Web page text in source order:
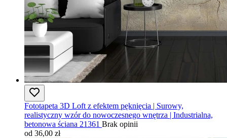
Fototapeta 3D Loft z efektem pęknięcia | Surowy,
realistyczny wzór do nowoczesnego wnętrza | Industrialna,
betonowa ściana 21361 Brak opinii
od 36,00 zł